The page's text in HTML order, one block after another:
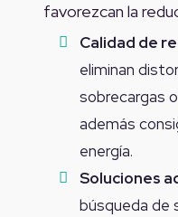
favorezcan la
Calidad de
eliminan
sobrecargas
además
energía.
Soluciones
búsqueda de